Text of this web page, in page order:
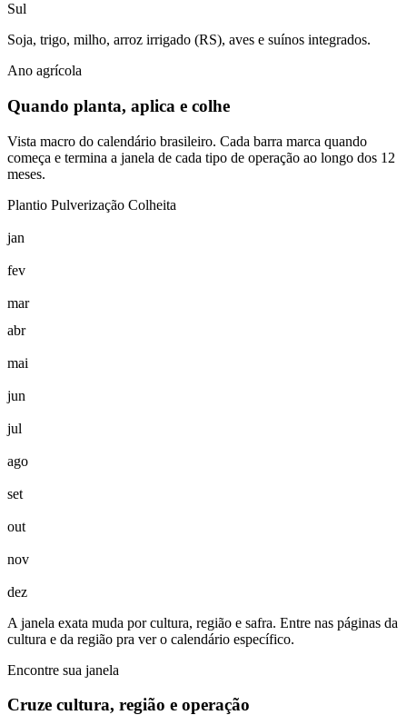
Sul
Soja, trigo, milho, arroz irrigado (RS), aves e suínos integrados.
Ano agrícola
Quando planta, aplica e colhe
Vista macro do calendário brasileiro. Cada barra marca quando
começa e termina a janela de cada tipo de operação ao longo dos 12
meses.
Plantio Pulverização Colheita
jan
fev
mar
abr
mai
jun
jul
ago
set
out
nov
dez
A janela exata muda por cultura, região e safra. Entre nas páginas da
cultura e da região pra ver o calendário específico.
Encontre sua janela
Cruze cultura, região e operação